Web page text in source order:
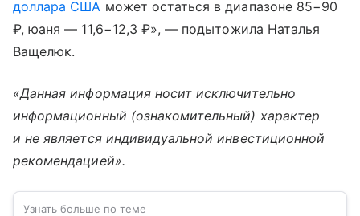
доллара США может остаться в диапазоне 85−90
₽, юаня — 11,6−12,3 ₽», — подытожила Наталья
Ващелюк.
«Данная информация носит исключительно
информационный (ознакомительный) характер
и не является индивидуальной инвестиционной
рекомендацией».
Узнать больше по теме